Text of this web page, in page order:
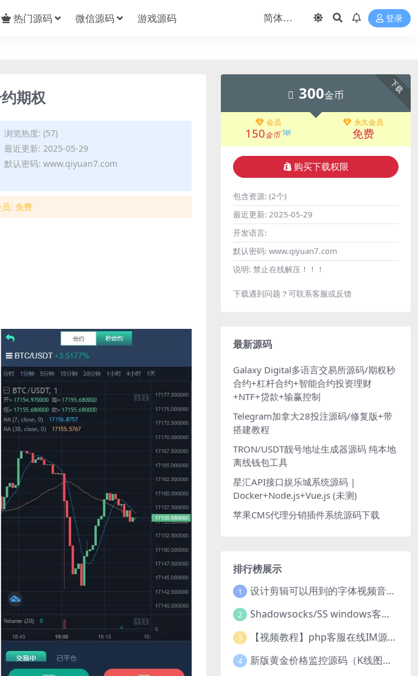
热门源码 微信源码 游戏源码 登录
期权
浏览热度: (57)
最近更新: 2025-05-29
默认密码: www.qiyuan7.com
: 免费
下载
300金币
会员
150金币 5折
永久会员
免费
购买下载权限
包含资源: (2个)
最近更新: 2025-05-29
开发语言:
默认密码: www.qiyuan7.com
说明: 禁止在线解压！！！
下载遇到问题？可联系客服或反馈
最新源码
Galaxy Digital多语言交易所源码/期权秒
合约+杠杆合约+智能合约投资理财
+NTF+贷款+输赢控制
Telegram加拿大28投注源码/修复版+带
搭建教程
TRON/USDT靓号地址生成器源码 纯本地
离线钱包工具
星汇API接口娱乐城系统源码 |
Docker+Node.js+Vue.js (未测)
苹果CMS代理分销插件系统源码下载
排行榜展示
1 设计剪辑可以用到的字体视频音乐音效素材
2 Shadowsocks/SS windows客户端下载
3 【视频教程】php客服在线IM源码 网页在线客服软件代码
4 新版黄金价格监控源码（K线图模块，黄金舆情模块，AI智能客服源码）